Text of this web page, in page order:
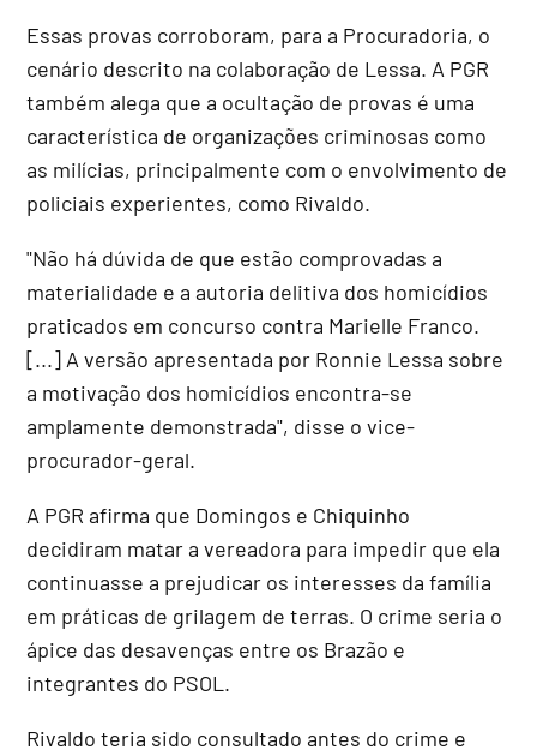
Essas provas corroboram, para a Procuradoria, o
cenário descrito na colaboração de Lessa. A PGR
também alega que a ocultação de provas é uma
característica de organizações criminosas como
as milícias, principalmente com o envolvimento de
policiais experientes, como Rivaldo.
"Não há dúvida de que estão comprovadas a
materialidade e a autoria delitiva dos homicídios
praticados em concurso contra Marielle Franco.
[...] A versão apresentada por Ronnie Lessa sobre
a motivação dos homicídios encontra-se
amplamente demonstrada", disse o vice-
procurador-geral.
A PGR afirma que Domingos e Chiquinho
decidiram matar a vereadora para impedir que ela
continuasse a prejudicar os interesses da família
em práticas de grilagem de terras. O crime seria o
ápice das desavenças entre os Brazão e
integrantes do PSOL.
Rivaldo teria sido consultado antes do crime e